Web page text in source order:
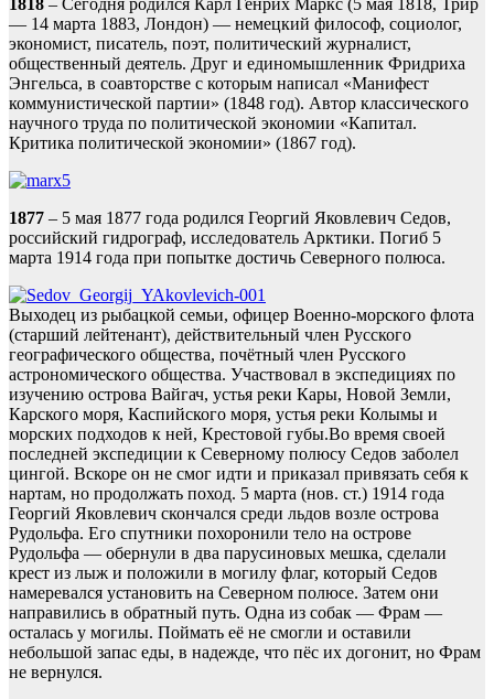
1818 – Сегодня родился Карл Генрих Маркс (5 мая 1818, Трир
— 14 марта 1883, Лондон) — немецкий философ, социолог,
экономист, писатель, поэт, политический журналист,
общественный деятель. Друг и единомышленник Фридриха
Энгельса, в соавторстве с которым написал «Манифест
коммунистической партии» (1848 год). Автор классического
научного труда по политической экономии «Капитал.
Критика политической экономии» (1867 год).
1877 – 5 мая 1877 года родился Георгий Яковлевич Седов,
российский гидрограф, исследователь Арктики. Погиб 5
марта 1914 года при попытке достичь Северного полюса.
Выходец из рыбацкой семьи, офицер Военно-морского флота
(старший лейтенант), действительный член Русского
географического общества, почётный член Русского
астрономического общества. Участвовал в экспедициях по
изучению острова Вайгач, устья реки Кары, Новой Земли,
Карского моря, Каспийского моря, устья реки Колымы и
морских подходов к ней, Крестовой губы.Во время своей
последней экспедиции к Северному полюсу Седов заболел
цингой. Вскоре он не смог идти и приказал привязать себя к
нартам, но продолжать поход. 5 марта (нов. ст.) 1914 года
Георгий Яковлевич скончался среди льдов возле острова
Рудольфа. Его спутники похоронили тело на острове
Рудольфа — обернули в два парусиновых мешка, сделали
крест из лыж и положили в могилу флаг, который Седов
намеревался установить на Северном полюсе. Затем они
направились в обратный путь. Одна из собак — Фрам —
осталась у могилы. Поймать её не смогли и оставили
небольшой запас еды, в надежде, что пёс их догонит, но Фрам
не вернулся.